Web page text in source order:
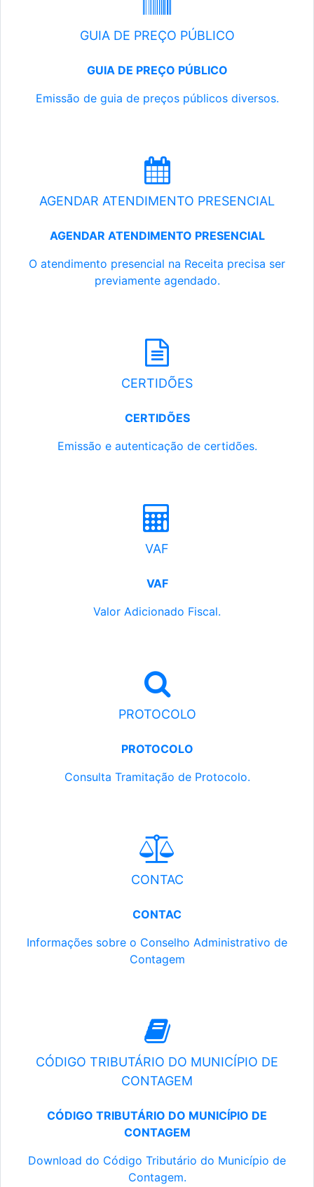
GUIA DE PREÇO PÚBLICO
GUIA DE PREÇO PÚBLICO
Emissão de guia de preços públicos diversos.
AGENDAR ATENDIMENTO PRESENCIAL
AGENDAR ATENDIMENTO PRESENCIAL
O atendimento presencial na Receita precisa ser
previamente agendado.
CERTIDÕES
CERTIDÕES
Emissão e autenticação de certidões.
VAF
VAF
Valor Adicionado Fiscal.
PROTOCOLO
PROTOCOLO
Consulta Tramitação de Protocolo.
CONTAC
CONTAC
Informações sobre o Conselho Administrativo de
Contagem
CÓDIGO TRIBUTÁRIO DO MUNICÍPIO DE
CONTAGEM
CÓDIGO TRIBUTÁRIO DO MUNICÍPIO DE
CONTAGEM
Download do Código Tributário do Município de
Contagem.